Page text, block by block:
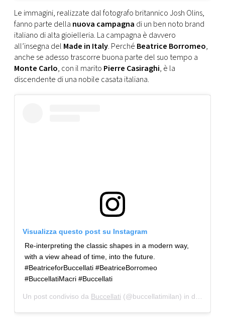
Le immagini, realizzate dal fotografo britannico Josh Olins,
fanno parte della nuova campagna di un ben noto brand
italiano di alta gioielleria. La campagna è davvero
all’insegna del Made in Italy. Perché Beatrice Borromeo,
anche se adesso trascorre buona parte del suo tempo a
Monte Carlo, con il marito Pierre Casiraghi, è la
discendente di una nobile casata italiana.
Visualizza questo post su Instagram
Re-interpreting the classic shapes in a modern way,
with a view ahead of time, into the future.⠀
#BeatriceforBuccellati #BeatriceBorromeo
#BuccellatiMacri #Buccellati
Un post condiviso da Buccellati (@buccellatimilan) in data: